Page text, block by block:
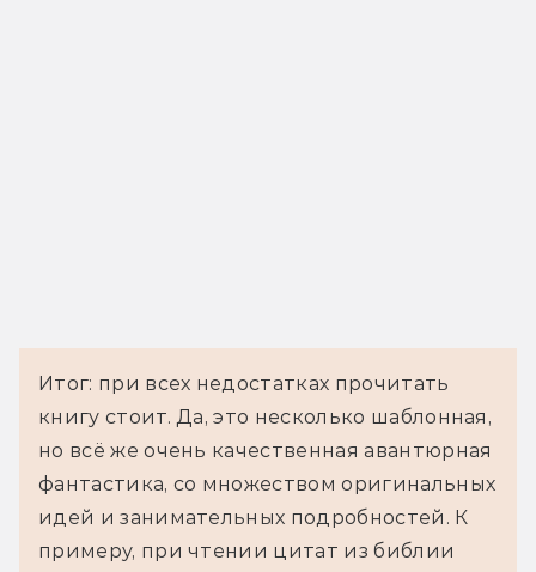
Итог: при всех недостатках прочитать
книгу стоит. Да, это несколько шаблонная,
но всё же очень качественная авантюрная
фантастика, со множеством оригинальных
идей и занимательных подробностей. К
примеру, при чтении цитат из библии